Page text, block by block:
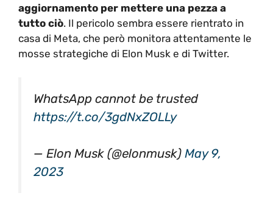
aggiornamento per mettere una pezza a
tutto ciò. Il pericolo sembra essere rientrato in
casa di Meta, che però monitora attentamente le
mosse strategiche di Elon Musk e di Twitter.
WhatsApp cannot be trusted
https://t.co/3gdNxZOLLy
— Elon Musk (@elonmusk) May 9,
2023